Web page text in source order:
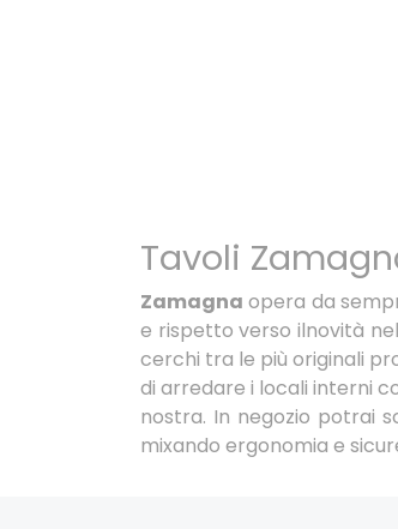
Tavoli
Zamagna opera da
e rispetto verso ilnovità
cerchi tra le più originali
di arredare i locali interni
nostra. In negozio potrai
mixando ergonomia e